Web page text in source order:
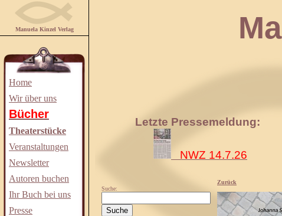
Manuela Kinzel Verlag
Home
Wir über uns
Bücher
Theaterstücke
Veranstaltungen
Newsletter
Autoren buchen
Ihr Buch bei uns
Presse
Letzte Pressemeldung:
NWZ 14.7.26
Suche:
Zurück